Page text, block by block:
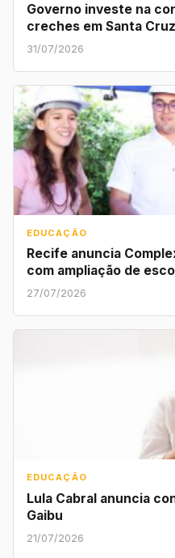
Governo investe na
creches em Santa
31/07/2026
EDUCAÇÃO
Recife anuncia
com ampliação de
27/07/2026
EDUCAÇÃO
Lula Cabral anuncia
Gaibu
21/07/2026